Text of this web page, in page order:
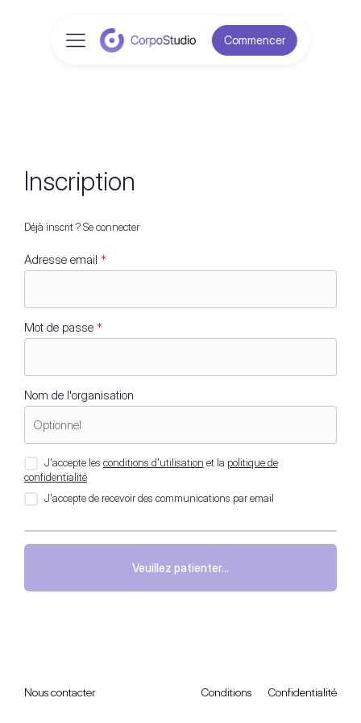
Commencer
Inscription
Déjà inscrit ? Se connecter
Adresse email *
Mot de passe *
Nom de l'organisation
J'accepte les conditions d'utilisation et la politique de
confidentialité
J'accepte de recevoir des communications par email
Veuillez patienter...
Nous contacter Confidentialité
Conditions